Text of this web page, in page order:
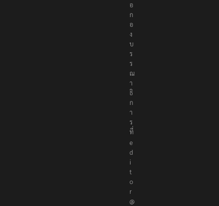
อ
ก
อ
ง
บ
ร
ร
ณ
า
ธิ
ก
า
ร
ที่
e
d
i
t
o
r
@